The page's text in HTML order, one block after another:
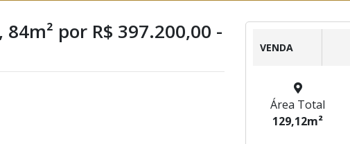
por R$ 397.200,00 -
VENDA
Área Total
129,12m²